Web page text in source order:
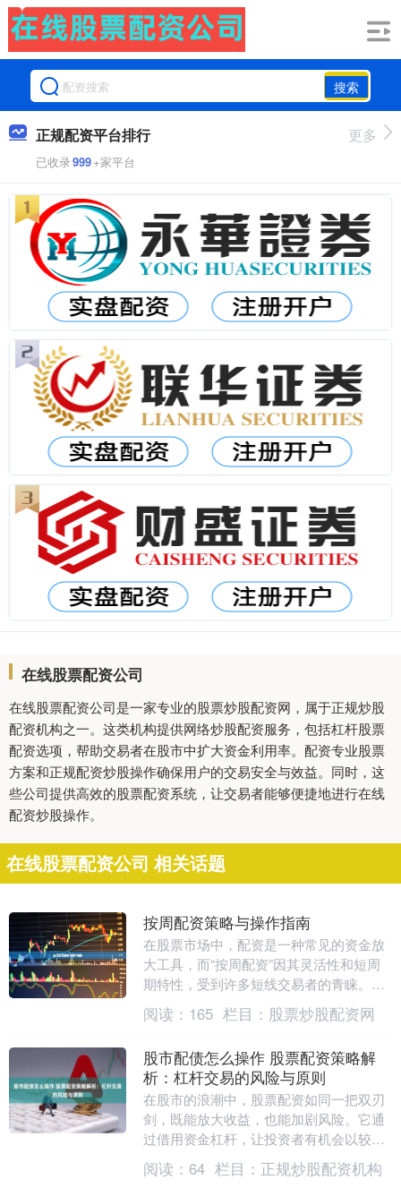
搜索
正规配资平台排行
已收录999+家平台
更多
在线股票配资公司
在线股票配资公司是一家专业的股票炒股配资网，属于正规炒股
配资机构之一。这类机构提供网络炒股配资服务，包括杠杆股票
配资选项，帮助交易者在股市中扩大资金利用率。配资专业股票
方案和正规配资炒股操作确保用户的交易安全与效益。同时，这
些公司提供高效的股票配资系统，让交易者能够便捷地进行在线
配资炒股操作。
在线股票配资公司 相关话题
按周配资策略与操作指南
在股票市场中，配资是一种常见的资金放
大工具，而“按周配资”因其灵活性和短周
期特性，受到许多短线交易者的青睐。本
文将为您详细解析按周配资的核心策略与
操作指南，帮助....
阅读： 165 栏目： 股票炒股配资网
股市配债怎么操作 股票配资策略解
析：杠杆交易的风险与原则
在股市的浪潮中，股票配资如同一把双刃
剑，既能放大收益，也能加剧风险。它通
过借用资金杠杆，让投资者有机会以较小
的本金撬动更大的交易规模。然而，这种
“借力”背后，隐....
阅读： 64 栏目： 正规炒股配资机构